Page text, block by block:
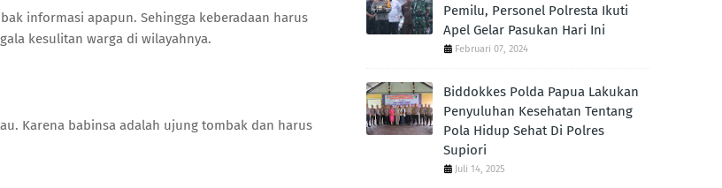
informasi apapun. Sehingga keberadaan harus
kesulitan warga di wilayahnya.
Karena babinsa adalah ujung tombak dan harus
Pemilu, Personel Polresta Ikuti
Apel Gelar Pasukan Hari Ini
Februari 07, 2024
Biddokkes Polda Papua Lakukan
Penyuluhan Kesehatan Tentang
Pola Hidup Sehat Di Polres
Supiori
Juli 14, 2025